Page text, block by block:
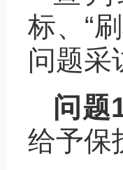
标、“
问题采
问题
给予保